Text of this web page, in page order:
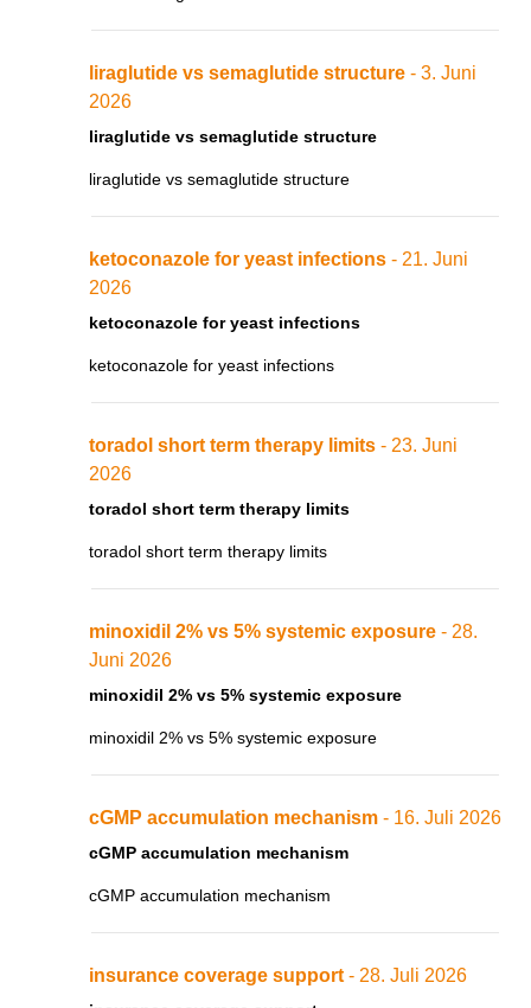
liraglutide vs semaglutide structure - 3. Juni
2026
liraglutide vs semaglutide structure
liraglutide vs semaglutide structure
ketoconazole for yeast infections - 21. Juni
2026
ketoconazole for yeast infections
ketoconazole for yeast infections
toradol short term therapy limits - 23. Juni
2026
toradol short term therapy limits
toradol short term therapy limits
minoxidil 2% vs 5% systemic exposure - 28.
Juni 2026
minoxidil 2% vs 5% systemic exposure
minoxidil 2% vs 5% systemic exposure
cGMP accumulation mechanism - 16. Juli 2026
cGMP accumulation mechanism
cGMP accumulation mechanism
insurance coverage support - 28. Juli 2026